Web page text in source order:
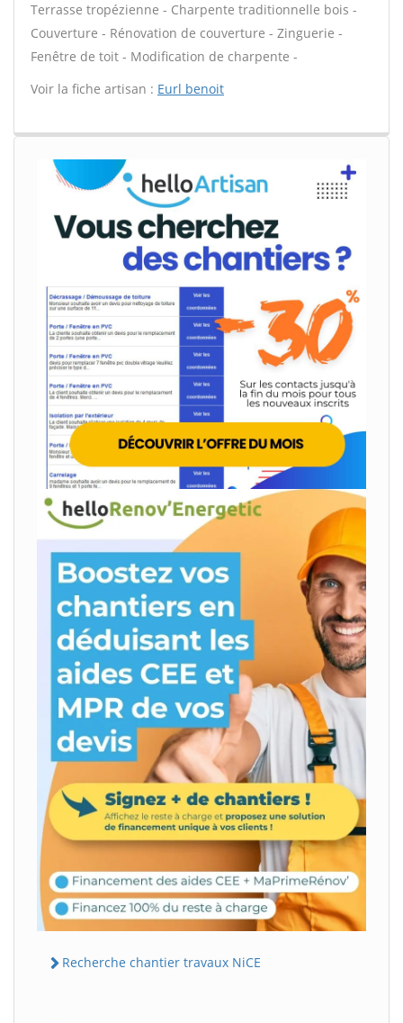
Terrasse tropézienne - Charpente traditionnelle bois -
Couverture - Rénovation de couverture - Zinguerie -
Fenêtre de toit - Modification de charpente -
Voir la fiche artisan : Eurl benoit
Recherche chantier travaux NiCE